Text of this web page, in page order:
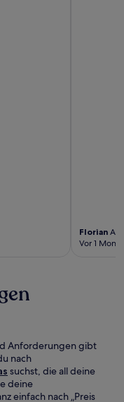
Florian
Vor 1
Anforderungen gibt
nach
suchst, die all deine
deine
einfach nach „Preis